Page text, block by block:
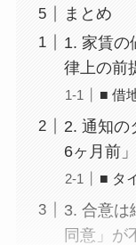
まとめ
1. 家賃の
律上の前
■ 借
2. 通知の
6ヶ月前
■ タ
3. 合意は
同意」が